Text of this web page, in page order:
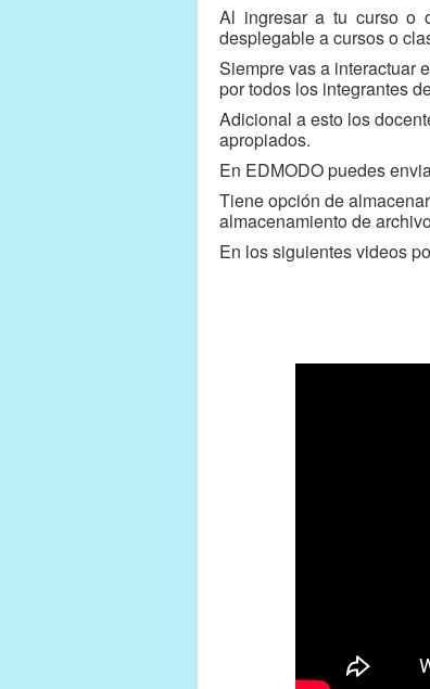
Al ingresar a tu curso o
desplegable a cursos o
Siempre vas a interactuar
por todos los integrantes
Adicional a esto los
apropiados.
En EDMODO puedes
Tiene opción de
almacenamiento de
En los siguientes videos